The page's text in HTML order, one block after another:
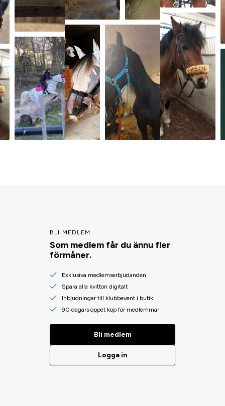
BLI MEDLEM
Som medlem får du ännu fler
förmåner.
Exklusiva medlemserbjudanden
Spara alla kvitton digitalt
Inbjudningar till klubbevent i butik
90 dagars öppet köp för medlemmar
Bli medlem
Logga in